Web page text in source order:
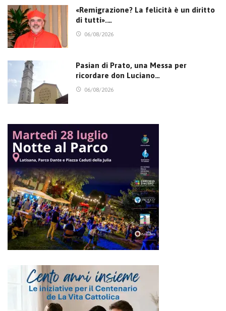
«Remigrazione? La felicità è un diritto
di tutti».…
06/08/2026
Pasian di Prato, una Messa per
ricordare don Luciano…
06/08/2026